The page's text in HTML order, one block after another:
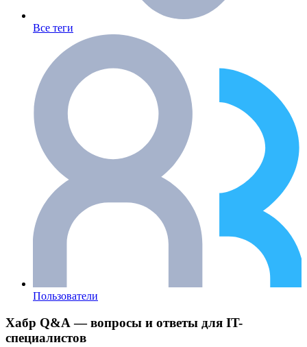
Все теги
Пользователи
Хабр Q&A — вопросы и ответы для IT-
специалистов